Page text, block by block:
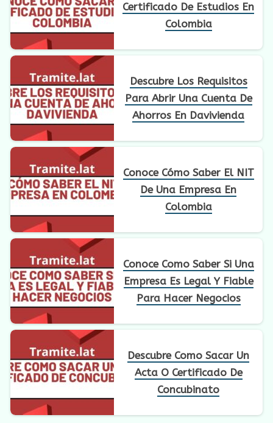
Certificado De Estudios En
Colombia
Descubre Los Requisitos
Para Abrir Una Cuenta De
Ahorros En Davivienda
Conoce Cómo Saber El NIT
De Una Empresa En
Colombia
Conoce Como Saber Si Una
Empresa Es Legal Y Fiable
Para Hacer Negocios
Descubre Como Sacar Un
Acta O Certificado De
Concubinato